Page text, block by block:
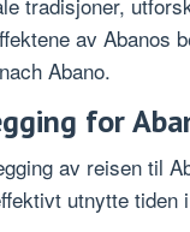
av Abanos
Abano.
for
av reisen til
utnytte